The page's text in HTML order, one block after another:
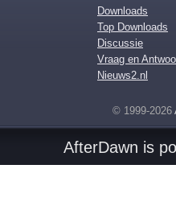
Downloads
Top Downloads
Discussie
Vraag en
Nieuws2.nl
© 1999-2026
AfterDawn is